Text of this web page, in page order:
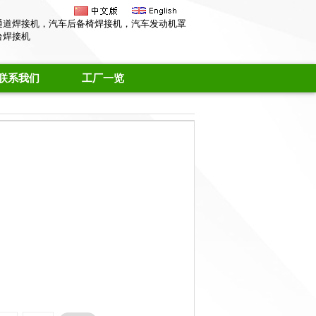
焊接机，汽车后备椅焊接机，汽车发动机罩
焊接机
系我们 工厂一览